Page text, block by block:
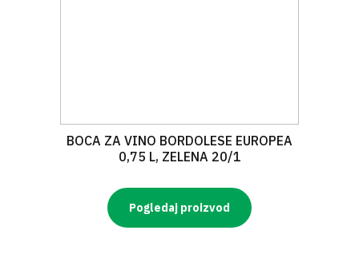
BOCA ZA VINO BORDOLESE EUROPEA
0,75 L, ZELENA 20/1
Pogledaj proizvod